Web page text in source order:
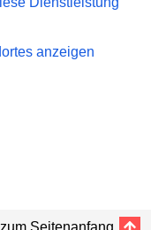
anzeigen
zum Seitenanfang